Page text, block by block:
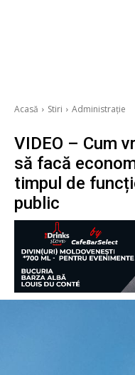
Acasă Stiri Administrație
VIDEO – Cum
să facă
timpul de
public